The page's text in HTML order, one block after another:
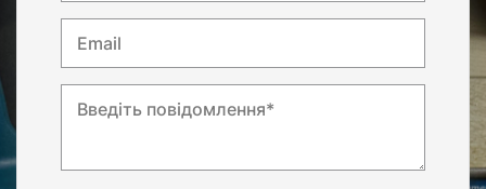
Email
Введіть повідомлення*